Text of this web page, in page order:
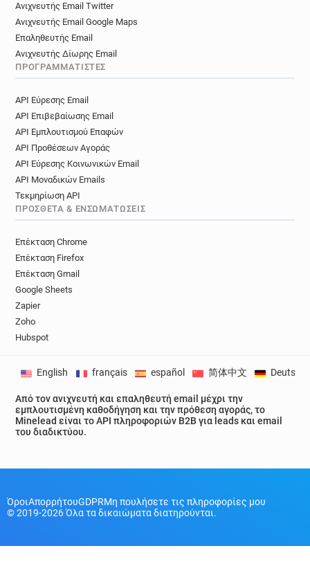
Ανιχνευτής Email Twitter
Ανιχνευτής Email Google Maps
Επαληθευτής Email
Ανιχνευτής Δίωρης Email
ΠΡΟΓΡΑΜΜΑΤΙΣΤΈΣ
API Εύρεσης Email
API Επιβεβαίωσης Email
API Εμπλουτισμού Επαφών
API Προθέσεων Αγοράς
API Εύρεσης Κοινωνικών Email
API Μοναδικών Emails
Τεκμηρίωση API
ΠΡΌΣΘΕΤΑ & ΕΝΣΩΜΑΤΏΣΕΙΣ
Επέκταση Chrome
Επέκταση Firefox
Επέκταση Gmail
Google Sheets
Zapier
Zoho
Hubspot
Από τον ανιχνευτή και επαληθευτή email μέχρι την
εμπλουτισμένη καθοδήγηση και την πρόθεση αγοράς, το
Minelead είναι το API πληροφοριών B2B για leads και email
του διαδικτύου.
English français español 简体中文 Deutsch
ΌροιΑπορρήτουGDPRΜη πουλήσετε τις πληροφορίες μου
© 2019-2026 Όλα τα δικαιώματα διατηρούνται.